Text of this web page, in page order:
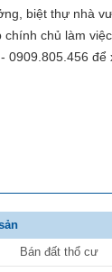
biệt thự nhà
chính chủ làm
0909.805.456
Bán đất thổ cư